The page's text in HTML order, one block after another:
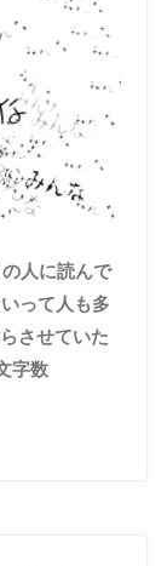
人に読んで
って人も多
させていた
字数